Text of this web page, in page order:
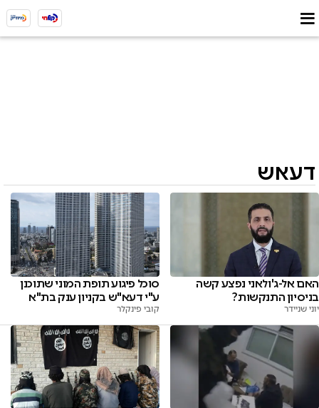
דעאש
האם אל-ג'ולאני נפצע קשה
בניסיון התנקשות?
יוני שניידר
סוכל פיגוע תופת המוני שתוכנן
ע"י דעא"ש בקניון ענק בת"א
קובי פינקלר